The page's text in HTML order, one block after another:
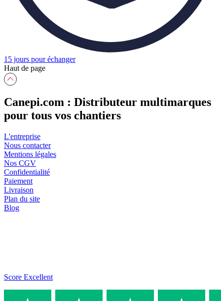
15 jours pour échanger
Haut de page
Canepi.com : Distributeur multimarques
pour tous vos chantiers
L'entreprise
Nous contacter
Mentions légales
Nos CGV
Confidentialité
Paiement
Livraison
Plan du site
Blog
Score Excellent